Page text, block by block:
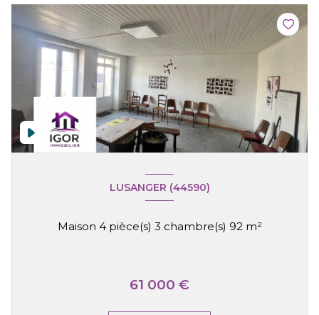
LUSANGER (44590)
Maison 4 pièce(s) 3 chambre(s) 92 m²
61 000 €